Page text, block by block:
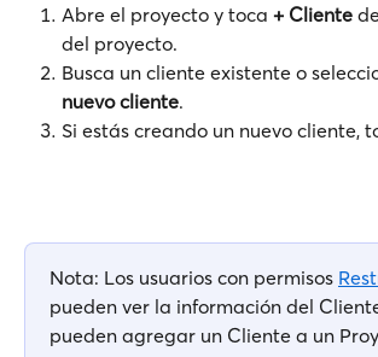
Abre el proyecto y toca + Cliente
del proyecto.
Busca un cliente existente o
nuevo cliente.
Si estás creando un nuevo cliente,
Nota: Los usuarios con permisos
pueden ver la información del
pueden agregar un Cliente a un